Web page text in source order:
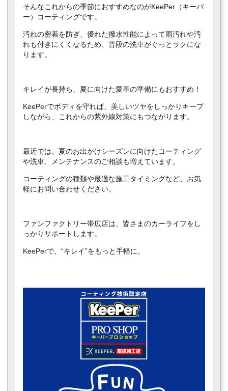
そんなこれからの季節におすすめなのがKeePer（キーパ
ー）コーティングです。
汚れの密着を防ぎ、優れた撥水性能によって雨汚れや汚
れも付きにくくなるため、普段の洗車がぐっとラクにな
ります。
キレイが長持ち、夏に向けた愛車の準備にもおすすめ！
KeePerでボディを守れば、美しいツヤをしっかりキープ
しながら、これからの紫外線対策にもつながります。
最近では、夏のお出かけシーズンに向けたコーティング
や洗車、メンテナンスのご相談も増えています。
コーティングの種類や最適な施工タイミングなど、お気
軽にお問い合わせください。
ファンファクトリー帯広店は、皆さまのカーライフをし
っかりサポートします。
KeePerで、“キレイ”をもっと手軽に。